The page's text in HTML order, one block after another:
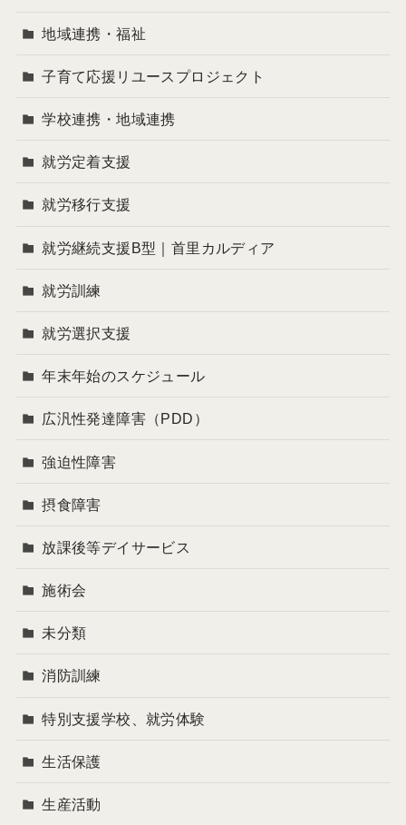
地域連携・福祉
子育て応援リユースプロジェクト
学校連携・地域連携
就労定着支援
就労移行支援
就労継続支援B型｜首里カルディア
就労訓練
就労選択支援
年末年始のスケジュール
広汎性発達障害（PDD）
強迫性障害
摂食障害
放課後等デイサービス
施術会
未分類
消防訓練
特別支援学校、就労体験
生活保護
生産活動